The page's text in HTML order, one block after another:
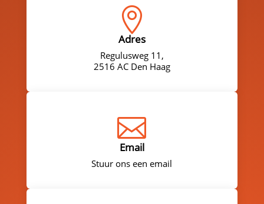

Adres
Regulusweg 11,
2516 AC Den Haag

Email
Stuur ons een email